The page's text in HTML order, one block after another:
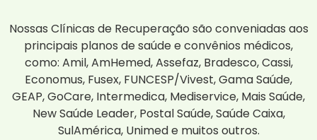
Nossas Clínicas de Recuperação são conveniadas aos
principais planos de saúde e convênios médicos,
como: Amil, AmHemed, Assefaz, Bradesco, Cassi,
Economus, Fusex, FUNCESP/Vivest, Gama Saúde,
GEAP, GoCare, Intermedica, Mediservice, Mais Saúde,
New Saúde Leader, Postal Saúde, Saúde Caixa,
SulAmérica, Unimed e muitos outros.